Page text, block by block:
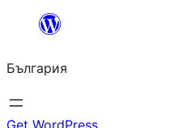
България
Get WordPress